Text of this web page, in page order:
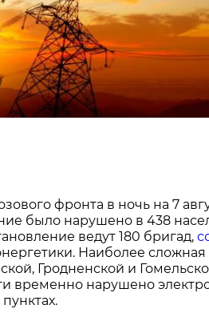
фронта в ночь на 7
было нарушено в 438
ведут 180 бригад,
Наиболее сложная
Гродненской и
временно нарушено